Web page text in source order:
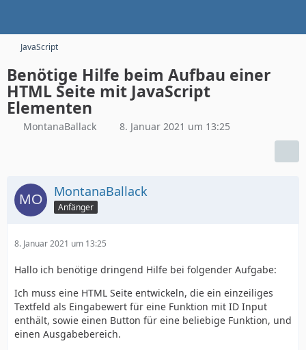
JavaScript
Benötige Hilfe beim Aufbau einer
HTML Seite mit JavaScript
Elementen
MontanaBallack 8. Januar 2021 um 13:25
MontanaBallack
Anfänger
8. Januar 2021 um 13:25
Hallo ich benötige dringend Hilfe bei folgender Aufgabe:
Ich muss eine HTML Seite entwickeln, die ein einzeiliges
Textfeld als Eingabewert für eine Funktion mit ID Input
enthält, sowie einen Button für eine beliebige Funktion, und
einen Ausgabebereich.